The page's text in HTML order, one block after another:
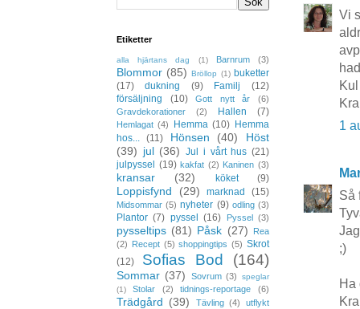
Vi
1
Så
;)
Ha
Etiketter
alla hjärtans dag (1) Barnrum (3)
Blommor (85) Bröllop (1) buketter
(17)
dukning (9) Familj
(12)
försäljning
(10) Gott nytt år
(6)
Gravdekorationer
(2) Hallen (7)
Hemlagat (4) Hemma (10) Hemma
hos...
(11) Hönsen (40)
Höst
(39) jul (36) Jul i vårt hus (21)
julpyssel
(19) kakfat (2) Kaninen (3)
kransar (32) köket (9)
Loppisfynd (29) marknad (15)
Midsommar (5) nyheter (9) odling (3)
Plantor (7) pyssel (16) Pyssel (3)
pysseltips (81) Påsk (27)
Rea
(2) Recept (5) shoppingtips (5) Skrot
(12)
Sofias Bod (164)
Sommar (37) Sovrum (3)
speglar
(1)
Stolar (2) tidnings-reportage (6)
Trädgård (39) Tävling (4)
utflykt